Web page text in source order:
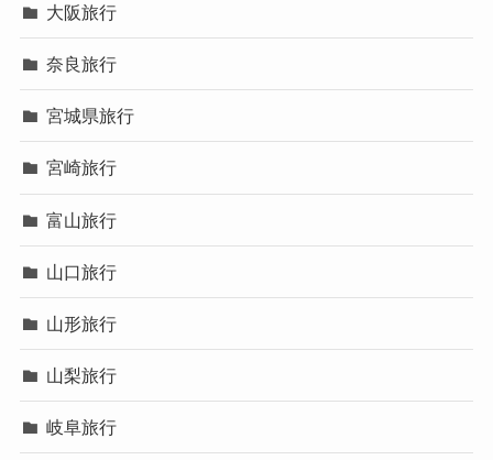
大阪旅行
奈良旅行
宮城県旅行
宮崎旅行
富山旅行
山口旅行
山形旅行
山梨旅行
岐阜旅行